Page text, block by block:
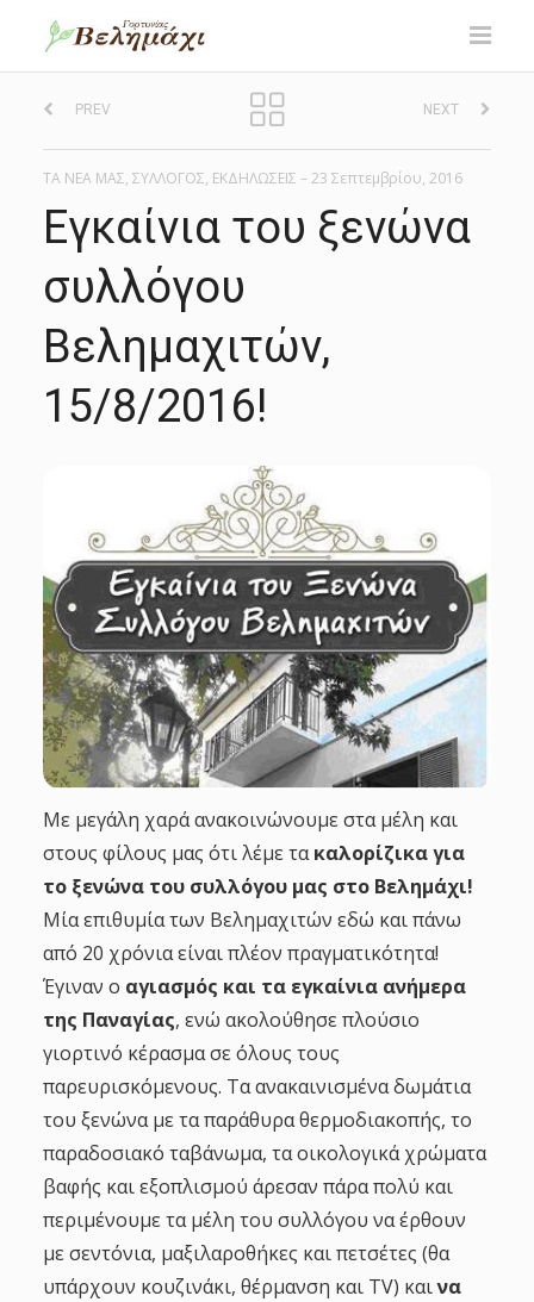
P
o
s
t
n
a
g
a
t
i
o
n
PREV NEXT
ΤΑ ΝΕΑ ΜΑΣ, ΣΥΛΛΟΓΟΣ, ΕΚΔΗΛΩΣΕΙΣ –23 Σεπτεμβρίου, 2016
Εγκαίνια του ξενώνα
συλλόγου
Βελημαχιτών,
15/8/2016!
Με μεγάλη χαρά ανακοινώνουμε στα μέλη και
στους φίλους μας ότι λέμε τακαλορίζικα για
το ξενώνα του συλλόγου μας στο Βελημάχι!
Μία επιθυμία των Βελημαχιτών εδώ και πάνω
από 20 χρόνια είναι πλέον πραγματικότητα!
Έγιναν ο αγιασμός και τα εγκαίνια ανήμερα
της Παναγίας, ενώ ακολούθησε πλούσιο
γιορτινό κέρασμα σε όλους τους
παρευρισκόμενους. Τα ανακαινισμένα δωμάτια
του ξενώνα με τα παράθυρα θερμοδιακοπής, το
παραδοσιακό ταβάνωμα, τα οικολογικά χρώματα
βαφής και εξοπλισμού άρεσαν πάρα πολύ και
περιμένουμε τα μέλη του συλλόγου να έρθουν
με σεντόνια, μαξιλαροθήκες και πετσέτες (θα
υπάρχουν κουζινάκι, θέρμανση και TV) καινα